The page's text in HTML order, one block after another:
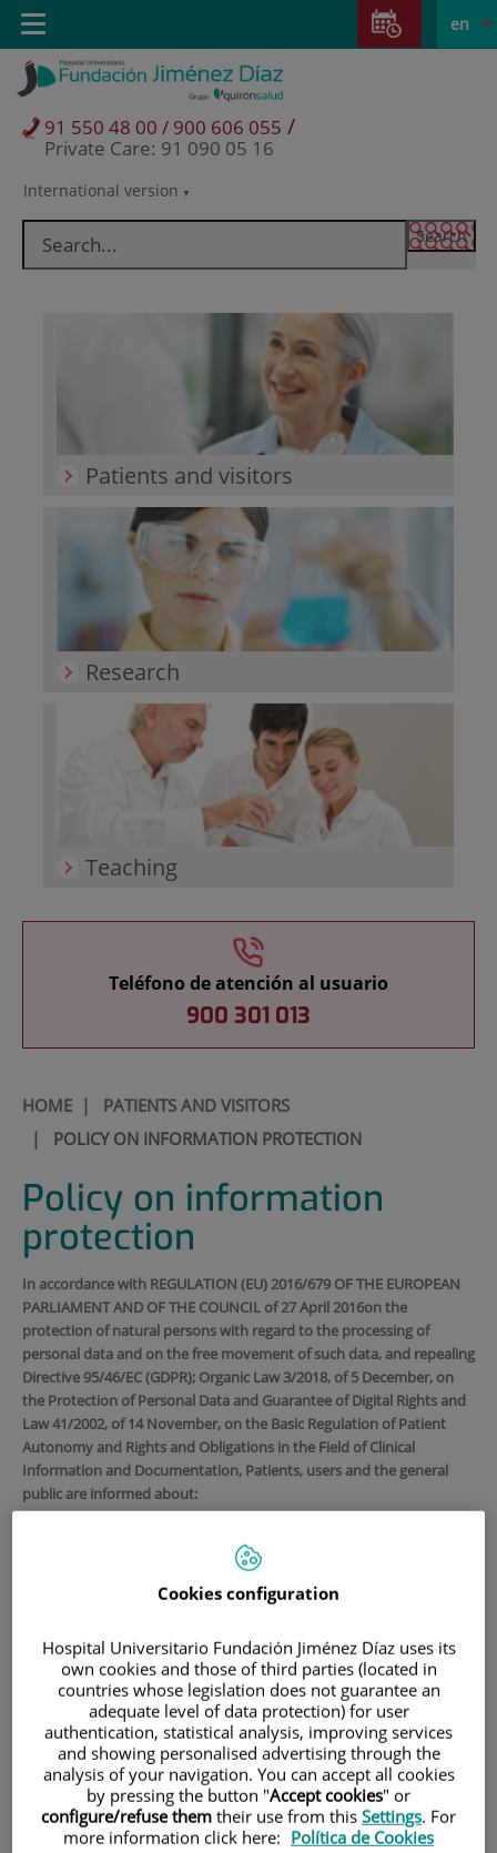
Jump to content
Jump
content
Language
selector
Active
en
International version
91 550 48 00 / 900 606 055 /
Private Care: 91 090 05 16
Toggle
navigation
Patients and visitors
Research
Teaching
Teléfono de atención al usuario
900 301 013
HOME| PATIENTS AND VISITORS
| POLICY ON INFORMATION PROTECTION
Policy on information
protection
In accordance with REGULATION (EU) 2016/679 OF THE EUROPEAN
PARLIAMENT AND OF THE COUNCIL of 27 April 2016on the
protection of natural persons with regard to the processing of
personal data and on the free movement of such data, and repealing
Directive 95/46/EC (GDPR); Organic Law 3/2018, of 5 December, on
the Protection of Personal Data and Guarantee of Digital Rights and
Law 41/2002, of 14 November, on the Basic Regulation of Patient
Autonomy and Rights and Obligations in the Field of Clinical
Information and Documentation, Patients, users and the general
public are informed about:
This document is the privacy policy of the health centers
Quirónsalud Group about the processing of personal data of its
For any question in this matter, the patient can contact the Data
Protection Officer of the Quirónsalud Group with postal address at
Calle Ramírez de Arellano, Núm. 21, 28043 of Madrid. You can also
contact the Data Protection Officer by sending an e-mail to the
following address:DPO@quironsalud.es .
Who is the data controller of your
Cookies configuration
Hospital Universitario Fundación Jiménez Díaz uses its
own cookies and those of third parties (located in
countries whose legislation does not guarantee an
adequate level of data protection) for user
authentication, statistical analysis, improving services
and showing personalised advertising through the
analysis of your navigation. You can accept all cookies
by pressing the button "Accept cookies" or
configure/refuse them their use from this Settings. For
more information click here: Política de Cookies